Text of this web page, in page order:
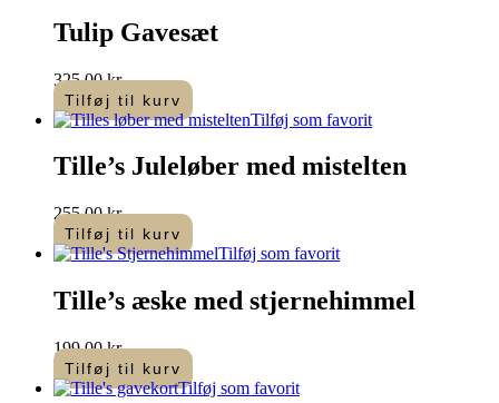
Tulip Gavesæt
325,00kr.
Tilføj til kurv
Tilføj som favorit
Tille’s Juleløber med mistelten
255,00kr.
Tilføj til kurv
Tilføj som favorit
Tille’s æske med stjernehimmel
199,00kr.
Tilføj til kurv
Tilføj som favorit